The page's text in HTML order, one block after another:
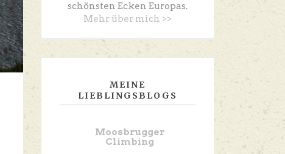
schönsten Ecken Europas.
Mehr über mich >>
MEINE
LIEBLINGSBLOGS
Moosbrugger
Climbing